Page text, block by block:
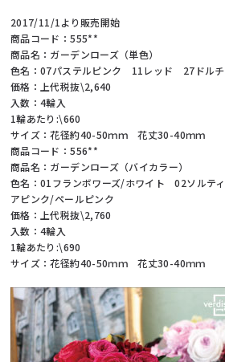
2017/11/1より販売開始
商品コード：555**
商品名：ガーデンローズ（単色）
色名：07パステルピンク 11レッド 27ドルチ
価格：上代税抜\2,640
入数：4輪入
1輪あたり:\660
サイズ：花径約40-50ｍｍ 花丈30-40ｍｍ
商品コード：556**
商品名：ガーデンローズ（バイカラー）
色名：01フランボワーズ/ホワイト 02ソルテ
アピンク/ペールピンク
価格：上代税抜\2,760
入数：4輪入
1輪あたり:\690
サイズ：花径約40-50ｍｍ 花丈30-40ｍｍ